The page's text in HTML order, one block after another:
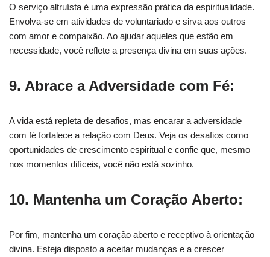
O serviço altruísta é uma expressão prática da espiritualidade.
Envolva-se em atividades de voluntariado e sirva aos outros
com amor e compaixão. Ao ajudar aqueles que estão em
necessidade, você reflete a presença divina em suas ações.
9. Abrace a Adversidade com Fé:
A vida está repleta de desafios, mas encarar a adversidade
com fé fortalece a relação com Deus. Veja os desafios como
oportunidades de crescimento espiritual e confie que, mesmo
nos momentos difíceis, você não está sozinho.
10. Mantenha um Coração Aberto:
Por fim, mantenha um coração aberto e receptivo à orientação
divina. Esteja disposto a aceitar mudanças e a crescer